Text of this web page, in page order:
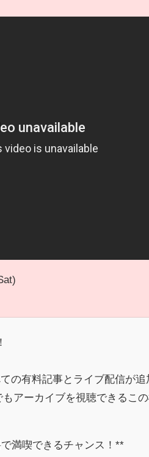
の有料記事とライブ配信が追
アーカイブを視聴できるこ
満喫できるチャンス！**